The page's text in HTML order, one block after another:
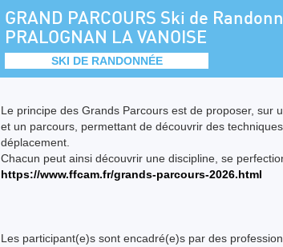
GRAND PARCOURS Ski de
PRALOGNAN LA VANOISE
SKI DE RANDONNÉE
Le principe des Grands Parcours est de proposer, sur
et un parcours, permettant de découvrir des
déplacement.
Chacun peut ainsi découvrir une discipline, se
https://www.ffcam.fr/grands-parcours-2026.html
Les participant(e)s sont encadré(e)s par des